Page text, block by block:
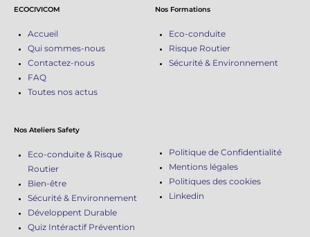
ECOCIVICOM
Accueil
Qui sommes-nous
Contactez-nous
FAQ
Toutes nos actus
Nos Formations
Eco-conduite
Risque Routier
Sécurité & Environnement
Nos Ateliers Safety
Eco-conduite & Risque
Routier
Bien-être
Sécurité & Environnement
Développent Durable
Quiz Intéractif Prévention
Politique de Confidentialité
Mentions légales
Politiques des cookies
Linkedin